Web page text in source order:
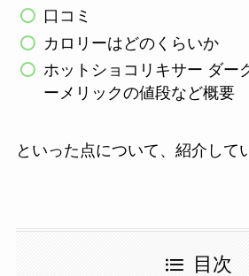
口コミ
カロリーはどのくらいか
ホットショコリキサー ダー
ーメリックの値段など概要
といった点について、紹介して
目次